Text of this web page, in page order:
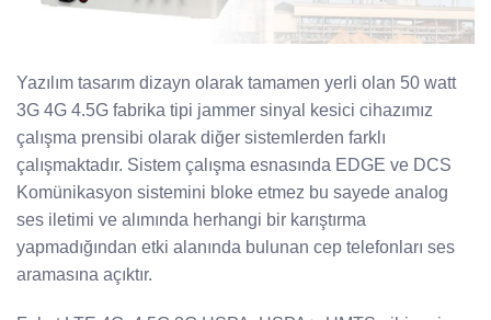
Yazılım tasarım dizayn olarak tamamen yerli olan 50 watt
3G 4G 4.5G fabrika tipi jammer sinyal kesici cihazımız
çalışma prensibi olarak diğer sistemlerden farklı
çalışmaktadır. Sistem çalışma esnasında EDGE ve DCS
Komünikasyon sistemini bloke etmez bu sayede analog
ses iletimi ve alımında herhangi bir karıştırma
yapmadığından etki alanında bulunan cep telefonları ses
aramasına açıktır.